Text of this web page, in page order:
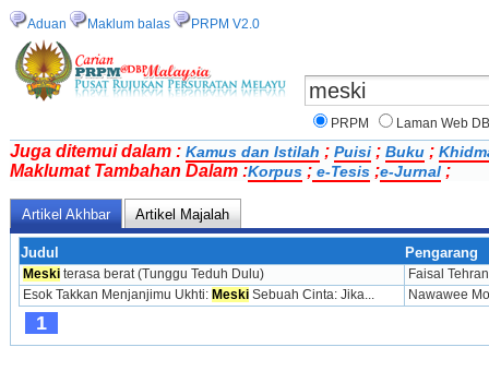
Aduan Maklum balas PRPM V2.0
PRPM Laman Web
Juga ditemui dalam : Kamus dan Istilah ; Puisi ; Buku ;
Maklumat Tambahan Dalam :Korpus ; e-Tesis ;e-Jurnal ;
Artikel Akhbar Artikel Majalah
Judul Pengarang
Meski terasa berat (Tunggu Teduh Dulu)
Faisal
Esok Takkan Menjanjimu Ukhti: Meski Sebuah Cinta: Jika... Nawawee
1